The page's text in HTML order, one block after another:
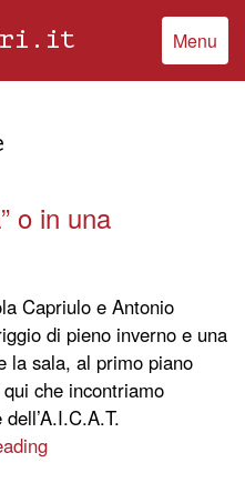
Menu
o in una
Capriulo e Antonio
di pieno inverno e una
la sala, al primo piano
che incontriamo